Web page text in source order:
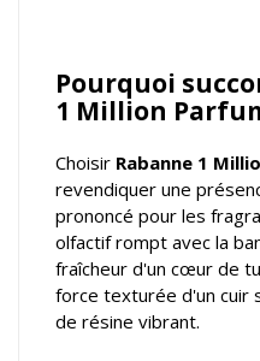
Pourquoi
1 Million
Choisir Rabanne 1
revendiquer une
prononcé pour les
olfactif rompt avec la
fraîcheur d'un cœur de
force texturée d'un cuir
de résine vibrant.